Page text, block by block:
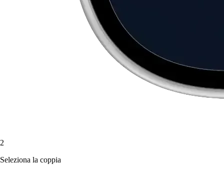
2
Seleziona la coppia